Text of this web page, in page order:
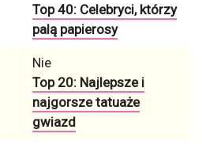
Top 40: Celebryci, którzy
palą papierosy
Nie
Top 20: Najlepsze i
najgorsze tatuaże
gwiazd